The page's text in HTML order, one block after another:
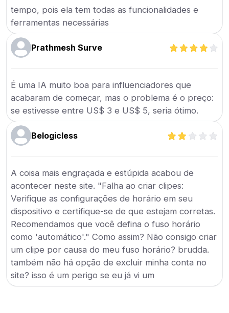
tempo, pois ela tem todas as funcionalidades e
ferramentas necessárias
Prathmesh Surve
É uma IA muito boa para influenciadores que
acabaram de começar, mas o problema é o preço:
se estivesse entre US$ 3 e US$ 5, seria ótimo.
Belogicless
A coisa mais engraçada e estúpida acabou de
acontecer neste site. "Falha ao criar clipes:
Verifique as configurações de horário em seu
dispositivo e certifique-se de que estejam corretas.
Recomendamos que você defina o fuso horário
como 'automático'." Como assim? Não consigo criar
um clipe por causa do meu fuso horário? brudda.
também não há opção de excluir minha conta no
site? isso é um perigo se eu já vi um